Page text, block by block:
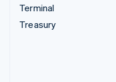
Terminal
Treasury